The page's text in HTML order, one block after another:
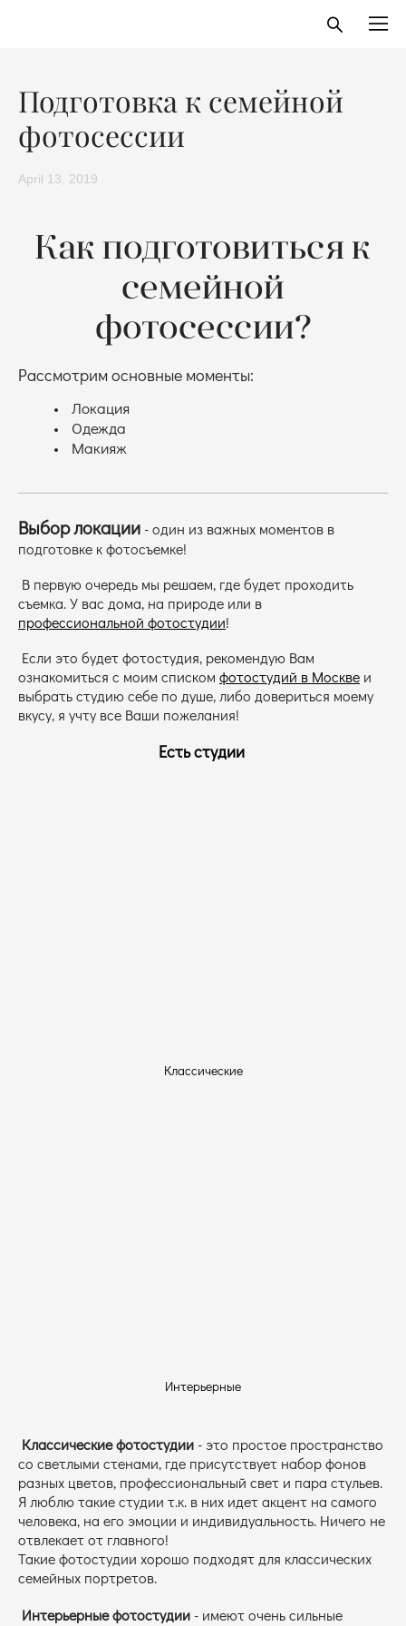
Подготовка к семейной
фотосессии
April 13, 2019
Как подготовиться к
семейной
фотосессии?
Рассмотрим основные моменты:
Локация
Одежда
Макияж
Выбор локации - один из важных моментов в
подготовке к фотосъемке!
В первую очередь мы решаем, где будет проходить
съемка. У вас дома, на природе или в
профессиональной фотостудии!
Если это будет фотостудия, рекомендую Вам
ознакомиться с моим списком фотостудий в Москве и
выбрать студию себе по душе, либо довериться моему
вкусу, я учту все Ваши пожелания!
Есть студии
Классические
Интерьерные
Классические фотостудии - это простое пространство
со светлыми стенами, где присутствует набор фонов
разных цветов, профессиональный свет и пара стульев.
Я люблю такие студии т.к. в них идет акцент на самого
человека, на его эмоции и индивидуальность. Ничего не
отвлекает от главного!
Такие фотостудии хорошо подходят для классических
семейных портретов.
Интерьерные фотостудии - имеют очень сильные